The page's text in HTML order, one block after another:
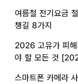
여름철 전기요금
챙길 8가지
2026 고유가 피
야 할 모든 것
스마트폰 카메라